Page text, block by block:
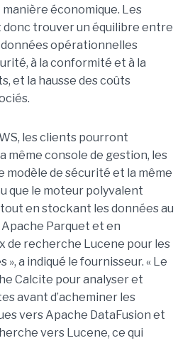
économique. Les
trouver un équilibre entre
opérationnelles
à la conformité et à la
et la hausse des coûts
les clients pourront
même console de gestion, les
modèle de sécurité et la même
que le moteur polyvalent
en stockant les données au
Parquet et en
de recherche Lucene pour les
a indiqué le fournisseur. « Le
Calcite pour analyser et
avant d’acheminer les
vers Apache DataFusion et
vers Lucene, ce qui